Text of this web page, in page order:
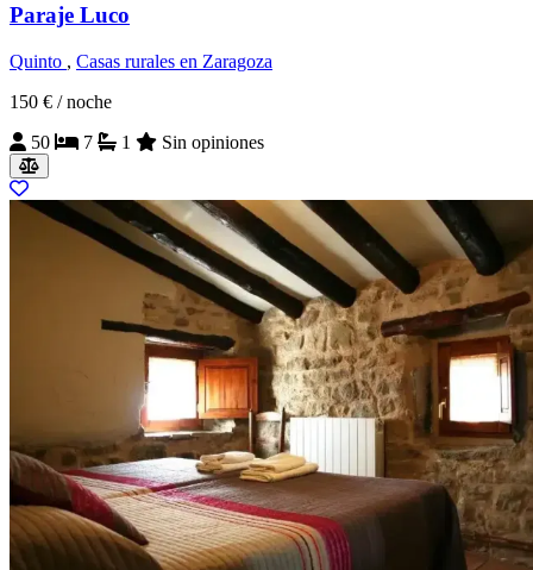
Paraje Luco
Quinto , Casas rurales en Zaragoza
150 € / noche
50
7 1 Sin opiniones